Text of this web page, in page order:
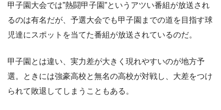
甲子園大会では”熱闘甲子園”というアツい番組が放送され
るのは有名だが、予選大会でも甲子園までの道を目指す球
児達にスポットを当てた番組が放送されているのだ。
甲子園とは違い、実力差が大きく現れやすいのが地方予
選。ときには強豪高校と無名の高校が対戦し、大差をつけ
られて敗退してしまうこともある。